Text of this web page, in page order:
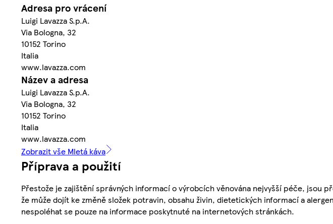
Adresa pro vrácení
Luigi Lavazza S.p.A.
Via Bologna, 32
10152 Torino
Italia
www.lavazza.com
Název a adresa
Luigi Lavazza S.p.A.
Via Bologna, 32
10152 Torino
Italia
www.lavazza.com
Zobrazit vše Mletá káva
Příprava a použití
Přestože je zajištění správných informací o výrobcích věnována nejvyšší péče, jsou
že může dojít ke změně složek potravin, obsahu živin, dietetických informací a
nespoléhat se pouze na informace poskytnuté na internetových stránkách.